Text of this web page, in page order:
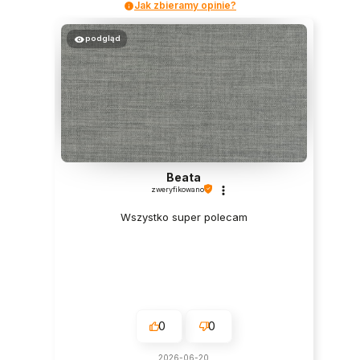
Jak zbieramy opinie?
podgląd
Beata
zweryfikowano
Wszystko super polecam
0 0
2026-06-20